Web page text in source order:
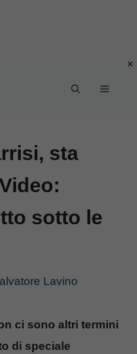
Menu
sta
sotto le
Lavino
ci sono altri termini
di speciale